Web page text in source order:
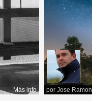
Más info por Jose Ramon